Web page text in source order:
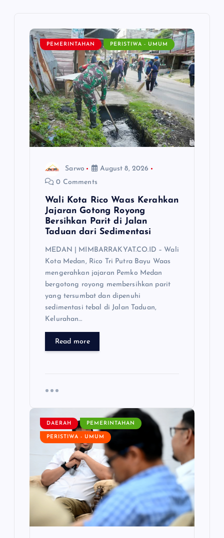
PEMERINTAHAN PERISTIWA - UMUM
Sarwo
August 8, 2026
0 Comments
Wali Kota Rico Waas Kerahkan
Jajaran Gotong Royong
Bersihkan Parit di Jalan
Taduan dari Sedimentasi
MEDAN | MIMBARRAKYAT.CO.ID – Wali
Kota Medan, Rico Tri Putra Bayu Waas
mengerahkan jajaran Pemko Medan
bergotong royong membersihkan parit
yang tersumbat dan dipenuhi
sedimentasi tebal di Jalan Taduan,
Kelurahan…
Read more
DAERAH PEMERINTAHAN
PERISTIWA - UMUM